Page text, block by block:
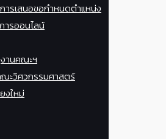
ารเสนอขอกำหนดตำแหน่ง
ารออนไลน์
านคณะฯ
ะวิศวกรรมศาสตร์
งใหม่